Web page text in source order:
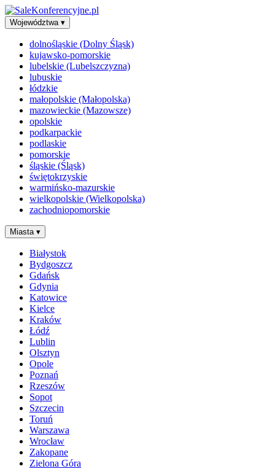
Województwa ▾
dolnośląskie (Dolny Śląsk)
kujawsko-pomorskie
lubelskie (Lubelszczyzna)
lubuskie
łódzkie
małopolskie (Małopolska)
mazowieckie (Mazowsze)
opolskie
podkarpackie
podlaskie
pomorskie
śląskie (Śląsk)
świętokrzyskie
warmińsko-mazurskie
wielkopolskie (Wielkopolska)
zachodniopomorskie
Miasta ▾
Białystok
Bydgoszcz
Gdańsk
Gdynia
Katowice
Kielce
Kraków
Łódź
Lublin
Olsztyn
Opole
Poznań
Rzeszów
Sopot
Szczecin
Toruń
Warszawa
Wrocław
Zakopane
Zielona Góra